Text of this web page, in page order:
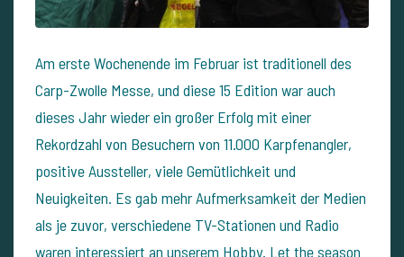
Am erste Wochenende im Februar ist traditionell des
Carp-Zwolle Messe, und diese 15 Edition war auch
dieses Jahr wieder ein großer Erfolg mit einer
Rekordzahl von Besuchern von 11.000 Karpfenangler,
positive Aussteller, viele Gemütlichkeit und
Neuigkeiten. Es gab mehr Aufmerksamkeit der Medien
als je zuvor, verschiedene TV-Stationen und Radio
waren interessiert an unserem Hobby. Let the season